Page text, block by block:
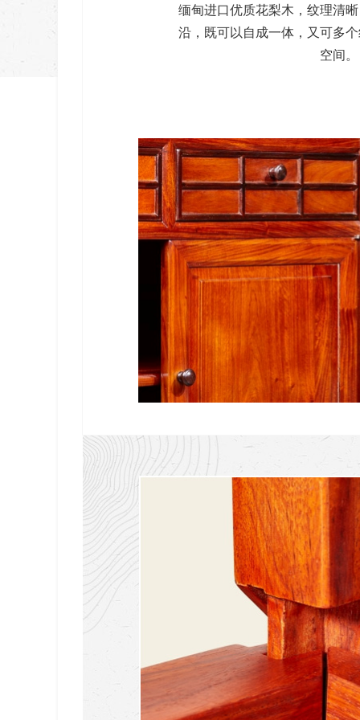
缅甸进口优质花梨木，纹理清
沿，既可以自成一体，又可多
空间。